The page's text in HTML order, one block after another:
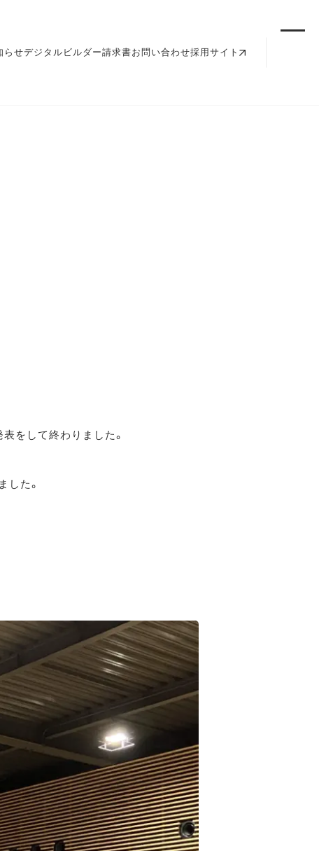
らせデジタルビルダー請求書お問い合わせ採用サイト
をして終わりました。
した。